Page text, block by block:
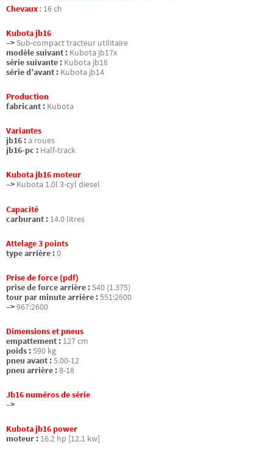
Chevaux : 16 ch
Kubota jb16
–> Sub-compact tracteur utilitaire
modèle suivant : Kubota jb17x
série suivante : Kubota jb18
série d’avant : Kubota jb14
Production
fabricant : Kubota
Variantes
jb16 : à roues
jb16-pc : Half-track
Kubota jb16 moteur
–> Kubota 1.0l 3-cyl diesel
Capacité
carburant : 14.0 litres
Attelage 3 points
type arrière :0
Prise de force (pdf)
prise de force arrière :540 (1.375)
tour par minute arrière :551:2600
–>967:2600
Dimensions et pneus
empattement : 127 cm
poids :590 kg
pneu avant :5.00-12
pneu arrière :8-18
Jb16 numéros de série
–>
Kubota jb16 power
moteur : 16.2 hp [12.1 kw]